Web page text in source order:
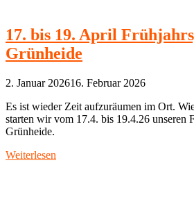
17. bis 19. April
Grünheide
2. Januar 202616. Februar 2026
Es ist wieder Zeit aufzuräumen im Ort.
starten wir vom 17.4. bis 19.4.26 unseren
Grünheide.
Weiterlesen